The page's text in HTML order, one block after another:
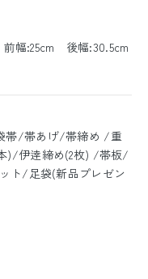
幅:25cm 後幅:30.5cm
帯/帯あげ/帯締め /重
)/伊逹締め(2枚) /帯板/
ト/足袋(新品プレゼン